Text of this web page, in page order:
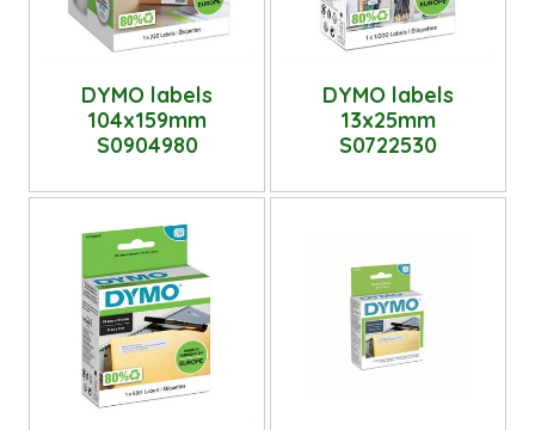
DYMO labels
104x159mm
S0904980
DYMO labels
13x25mm
S0722530